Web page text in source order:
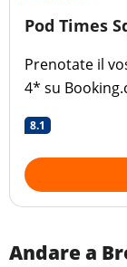
Pod Times
Prenotate il
4* su
8.1
Andare a